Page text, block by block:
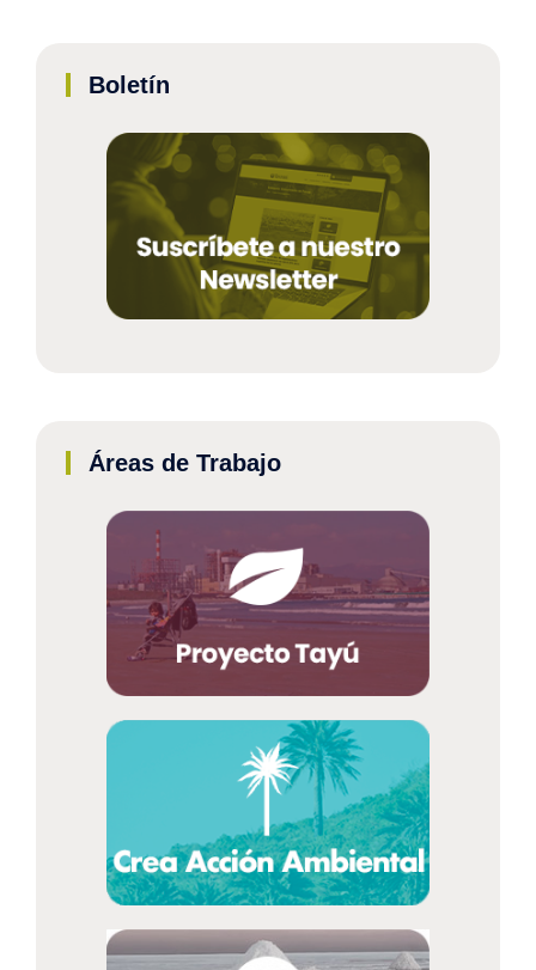
Boletín
Áreas de Trabajo